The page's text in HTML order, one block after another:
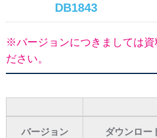
DB1843
※バージョンにつきましては資
ださい。
バージョン ダウンロー